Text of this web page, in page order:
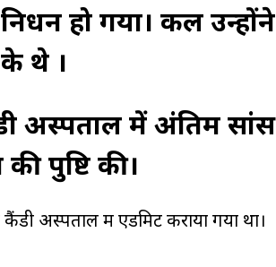
हो गया। कल उन्होंने
थे ।
अस्पताल में अंतिम सांस
पुष्टि की।
अस्पताल में एडमिट कराया गया था।